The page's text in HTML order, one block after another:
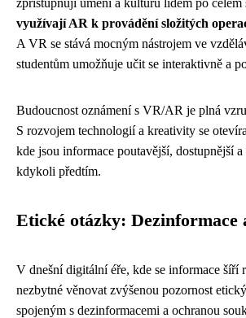
zpřístupňují umění a kulturu lidem po celém
využívají AR k provádění složitých
A VR se stává mocným nástrojem ve
studentům umožňuje učit se interaktivně a
Budoucnost oznámení s VR/AR je plná
S rozvojem technologií a kreativity se
kde jsou informace poutavější, dostupnější
kdykoli předtím.
Etické otázky: Dezinformace
V dnešní digitální éře, kde se informace šíří
nezbytné věnovat zvýšenou pozornost
spojeným s dezinformacemi a ochranou